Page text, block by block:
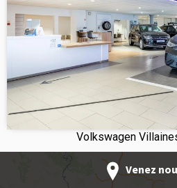
Volkswagen
Venez